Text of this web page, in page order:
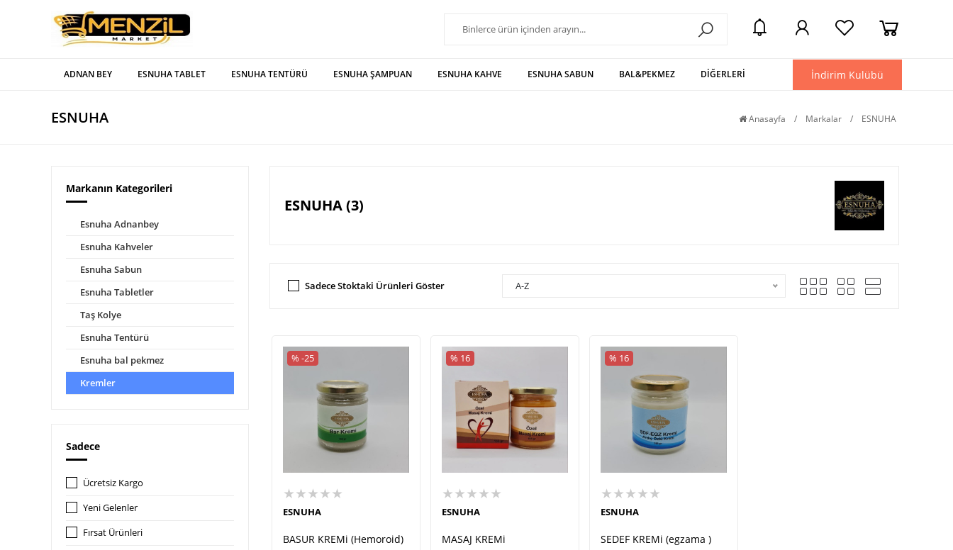
ADNAN BEY ESNUHA TABLET ESNUHA TENTÜRÜ ESNUHA ŞAMPUAN ESNUHA KAHVE ESNUHA SABUN BAL&PEKMEZ DİĞERLERİ İndirim Kulübü
ESNUHA Anasayfa / Markalar / ESNUHA
Markanın Kategorileri
Esnuha Adnanbey
Esnuha Kahveler
Esnuha Sabun
Esnuha Tabletler
Taş Kolye
Esnuha Tentürü
Esnuha bal pekmez
Kremler
Sadece
Ücretsiz Kargo
Yeni Gelenler
Fırsat Ürünleri
ESNUHA (3)
Sadece Stoktaki Ürünleri Göster A-Z
% -25
★★★★★
ESNUHA
BASUR KREMi (Hemoroid)
% 16
★★★★★
ESNUHA
MASAJ KREMi
% 16
★★★★★
ESNUHA
SEDEF KREMi (egzama )